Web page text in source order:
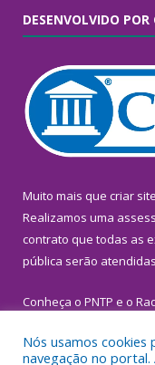
DESENVOLVIDO POR
Muito mais que criar site
Realizamos uma
contrato que todas as
pública serão
Conheça o PNTP e o
Nós usamos cookies
navegação no